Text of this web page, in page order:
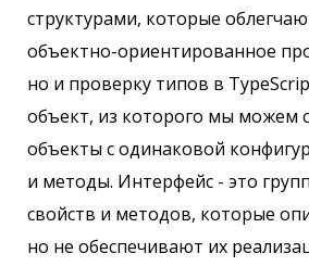
структурами, которые
объектно-ориентированное
но и проверку типов в
объект, из которого мы можем
объекты с одинаковой
и методы. Интерфейс - это
свойств и методов, которые
но не обеспечивают их